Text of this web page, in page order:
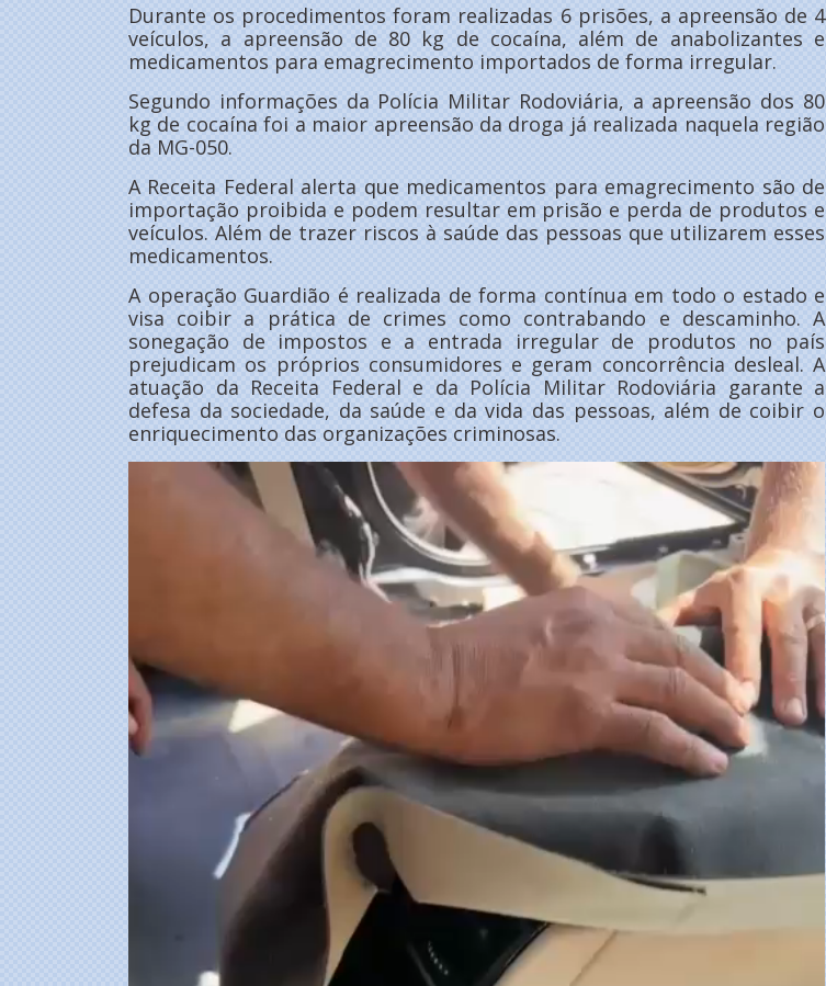
Durante os procedimentos foram realizadas 6 prisões, a apreensão de 4
veículos, a apreensão de 80 kg de cocaína, além de anabolizantes e
medicamentos para emagrecimento importados de forma irregular.
Segundo informações da Polícia Militar Rodoviária, a apreensão dos 80
kg de cocaína foi a maior apreensão da droga já realizada naquela região
da MG-050.
A Receita Federal alerta que medicamentos para emagrecimento são de
importação proibida e podem resultar em prisão e perda de produtos e
veículos. Além de trazer riscos à saúde das pessoas que utilizarem esses
medicamentos.
A operação Guardião é realizada de forma contínua em todo o estado e
visa coibir a prática de crimes como contrabando e descaminho. A
sonegação de impostos e a entrada irregular de produtos no país
prejudicam os próprios consumidores e geram concorrência desleal. A
atuação da Receita Federal e da Polícia Militar Rodoviária garante a
defesa da sociedade, da saúde e da vida das pessoas, além de coibir o
enriquecimento das organizações criminosas.